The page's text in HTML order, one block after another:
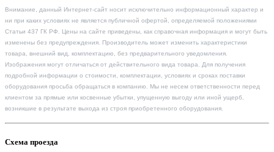
Внимание, данный Интернет-сайт носит исключительно информационный характер и
ни при каких условиях не является публичной офертой, определяемой положениями
Статьи 437 ГК РФ. Цены на сайте приведены, как справочная информация и могут быть
изменены без предупреждения. Производитель может изменить характеристики
товара, внешний вид, комплектацию, без предварительного уведомления.
Изображения могут отличаться от действительного вида товара. Для получения
подробной информации о стоимости, комплектации, условиях и сроках поставки
оборудования просьба обращаться в компанию. Мы не несем ответственности перед
клиентом за прямые или косвенные убытки, упущенную выгоду или иной ущерб,
возникшие в результате выхода из строя приобретенного оборудования.
Схема проезда